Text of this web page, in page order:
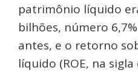
patrimônio líquido
bilhões, número
antes, e o retorno
líquido (ROE, na